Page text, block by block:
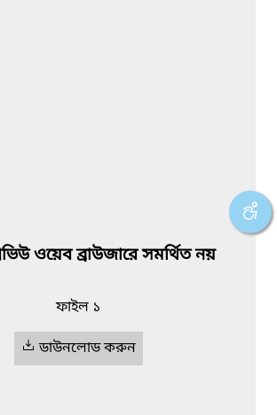
ওয়েব ব্রাউজারে সমর্থিত নয়
ফাইল ১
ডাউনলোড করুন